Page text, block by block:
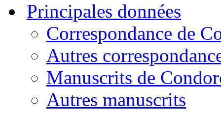
Principales données
Correspondance de
Autres
Manuscrits de
Autres manuscrits